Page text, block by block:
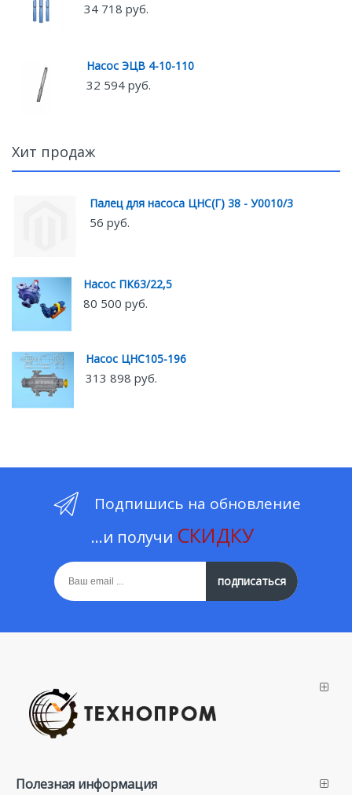
34 718 руб.
Насос ЭЦВ 4-10-110
32 594 руб.
Хит продаж
Палец для насоса ЦНС(Г) 38 - У0010/3
56 руб.
Насос ПК63/22,5
80 500 руб.
Насос ЦНС105-196
313 898 руб.
Подпишись на обновление
...и получи СКИДКУ
подписаться
Полезная информация